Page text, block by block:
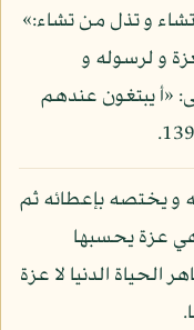
و تذل من تشاء:»
العزة و لرسوله و
- 8، و قال تعالى: «أ يبتغون عندهم
و يختصه بإعطائه ثم
هي عزة يحسبها
الدنيا لا عزة